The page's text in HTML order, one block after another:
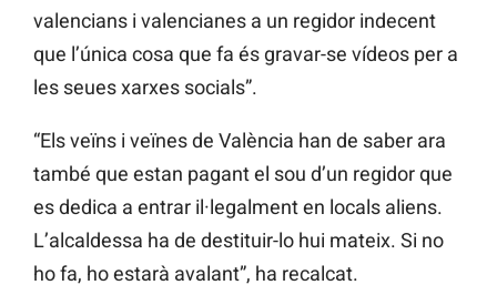
valencians i valencianes a un regidor indecent
que l’única cosa que fa és gravar-se vídeos per a
les seues xarxes socials”.
“Els veïns i veïnes de València han de saber ara
també que estan pagant el sou d’un regidor que
es dedica a entrar il·legalment en locals aliens.
L’alcaldessa ha de destituir-lo hui mateix. Si no
ho fa, ho estarà avalant”, ha recalcat.